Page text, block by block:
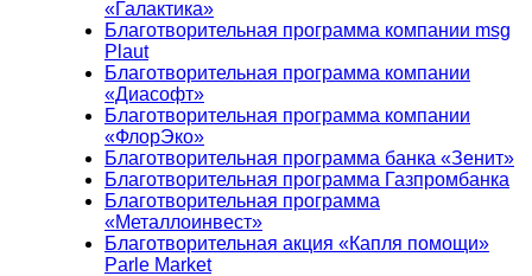
«Галактика»
Благотворительная программа компании msg
Plaut
Благотворительная программа компании
«Диасофт»
Благотворительная программа компании
«ФлорЭко»
Благотворительная программа банка «Зенит»
Благотворительная программа Газпромбанка
Благотворительная программа
«Металлоинвест»
Благотворительная акция «Капля помощи»
Parle Market